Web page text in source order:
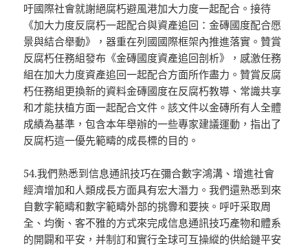
吁國際社會就謝絕腐朽避風港加大力度一起配合。接待
《加大力度反腐朽一起配合與資產追回：金磚國度配合愿
景與結合舉動》，器重在列國國際框架內推進落實。贊賞
反腐朽任務組發布《金磚國度資產追回剖析》，感激任務
組在加大力度資產追回一起配合方面所作盡力。贊賞反腐
朽任務組更換新的資料金磚國度在反腐朽教導、常識共享
和才能扶植方面一起配合文件。該文件以金磚所有人全體
成績為基準，包含本年舉辦的一些專家建議運動，指出了
反腐朽這一優先範疇的成長標的目的。
54.我們熟悉到信息通訊技巧在彌合數字鴻溝、增進社會
經濟增加和人類成長方面具有宏大潛力。我們還熟悉到來
自數字範疇和數字範疇外部的挑釁和要挾。呼吁采取周
全、均衡、客不雅的方式來完成信息通訊技巧產物和體系
的開闢和平安，并制訂和實行全球可互操縱的供給鏈平安